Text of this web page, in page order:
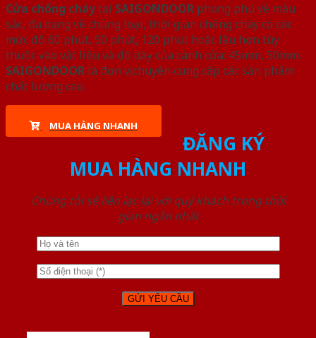
Cửa chống cháytại SAIGONDOOR phong phú về màu
sắc, đa dạng về chủng loại, thời gian chống cháy có các
mức độ 60 phút, 90 phút, 120 phút hoặc lâu hơn tùy
thuộc vào vật liệu và độ dày của cánh cửa: 45mm, 50mm.
SAIGONDOOR là đơn vị chuyên cung cấp các sản phẩm
chất lượng cao.
MUA HÀNG NHANH
ĐĂNG KÝ
MUA HÀNG NHANH
Chúng tôi sẽ liên lạc lại với quý khách trong thời
gian ngắn nhất